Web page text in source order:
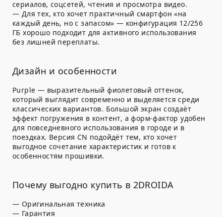
сериалов, соцсетей, чтения и просмотра видео.
— Для тех, кто хочет практичный смартфон «на
каждый день, но с запасом» — конфигурация 12/256
ГБ хорошо подходит для активного использования
без лишней переплаты.
Дизайн и особенности
Purple — выразительный фиолетовый оттенок,
который выглядит современно и выделяется среди
классических вариантов. Большой экран создаёт
эффект погружения в контент, а форм-фактор удобен
для повседневного использования в городе и в
поездках. Версия CN подойдёт тем, кто хочет
выгодное сочетание характеристик и готов к
особенностям прошивки.
Почему выгодно купить в 2DROIDA
— Оригинальная техника
— Гарантия